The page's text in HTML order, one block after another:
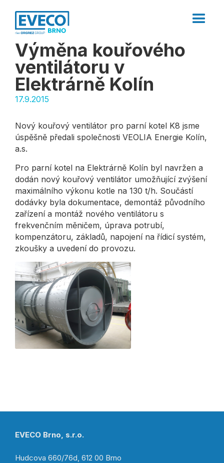
Výměna kouřového
ventilátoru v
Elektrárně Kolín
17.9.2015
Nový kouřový ventilátor pro parní kotel K8 jsme
úspěšně předali společnosti VEOLIA Energie Kolín,
a.s.
Pro parní kotel na Elektrárně Kolín byl navržen a
dodán nový kouřový ventilátor umožňující zvýšení
maximálního výkonu kotle na 130 t/h. Součástí
dodávky byla dokumentace, demontáž původního
zařízení a montáž nového ventilátoru s
frekvenčním měničem, úprava potrubí,
kompenzátoru, základů, napojení na řídicí systém,
zkoušky a uvedení do provozu.
EVECO Brno, s.r.o.
Hudcova 660/76d, 612 00 Brno